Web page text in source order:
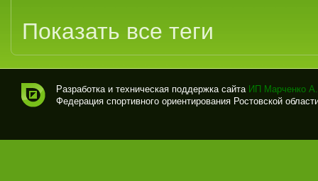
Показать все теги
вно
Разработка и техническая поддержка сайта ИП Марченко
Федерация спортивного ориентирования Ростовской